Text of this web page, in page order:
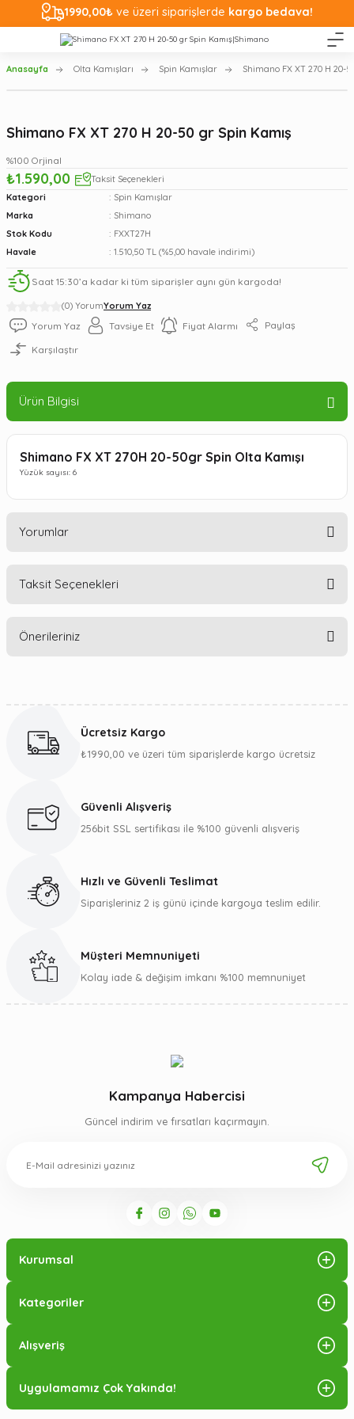
1990,00₺ ve üzeri siparişlerde kargo bedava!
Anasayfa Olta Kamışları Spin Kamışlar Shimano FX XT 270 H 20-
(0) YorumYorum Yaz
Shimano FX XT 270 H 20-50 gr Spin Kamış
%100 Orjinal
₺1.590,00
Taksit Seçenekleri
Kategori
Spin Kamışlar
Marka
Shimano
Stok Kodu
FXXT27H
Havale
1.510,50 TL (%5,00 havale indirimi)
Saat 15:30’a kadar ki tüm siparişler aynı gün kargoda!
Yorum Yaz Tavsiye Et Fiyat Alarmı Paylaş
Karşılaştır
Ürün Bilgisi
Shimano FX XT 270H 20-50gr Spin Olta Kamışı
Yüzük sayısı: 6
Yorumlar
Taksit Seçenekleri
Önerileriniz
Görüş ve önerileriniz için teşekkür ederiz.
Ürün bilgilerinde hatalar bulunuyor.
Gönder
Ücretsiz Kargo
₺1990,00 ve üzeri tüm siparişlerde kargo ücretsiz
Güvenli Alışveriş
256bit SSL sertifikası ile %100 güvenli alışveriş
Hızlı ve Güvenli Teslimat
Siparişleriniz 2 iş günü içinde kargoya teslim edilir.
Müşteri Memnuniyeti
Kolay iade & değişim imkanı %100 memnuniyet
Kampanya Habercisi
Güncel indirim ve fırsatları kaçırmayın.
Kurumsal
Kategoriler
Alışveriş
Uygulamamız Çok Yakında!